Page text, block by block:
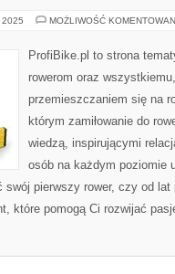
2025 MOŻLIWOŚĆ
ProfiBike.pl to strona
rowerom oraz
przemieszczaniem się na
którym zamiłowanie do
wiedzą, inspirującymi
osób na każdym poziomie
pierwszy rower, czy od lat
które pomogą Ci rozwijać